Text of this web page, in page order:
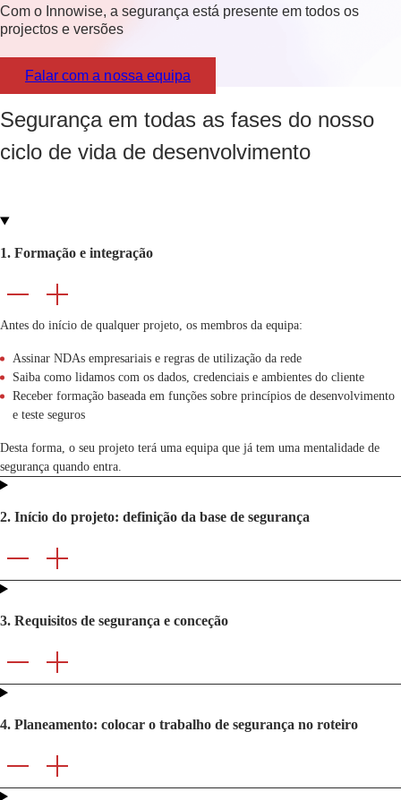
Com o Innowise, a segurança está presente em todos os
projectos e versões
Falar com a nossa equipa
Segurança em todas as fases do nosso
ciclo de vida de desenvolvimento
1. Formação e integração
Antes do início de qualquer projeto, os membros da equipa:
Assinar NDAs empresariais e regras de utilização da rede
Saiba como lidamos com os dados, credenciais e ambientes do cliente
Receber formação baseada em funções sobre princípios de desenvolvimento
e teste seguros
Desta forma, o seu projeto terá uma equipa que já tem uma mentalidade de
segurança quando entra.
2. Início do projeto: definição da base de segurança
3. Requisitos de segurança e conceção
4. Planeamento: colocar o trabalho de segurança no roteiro